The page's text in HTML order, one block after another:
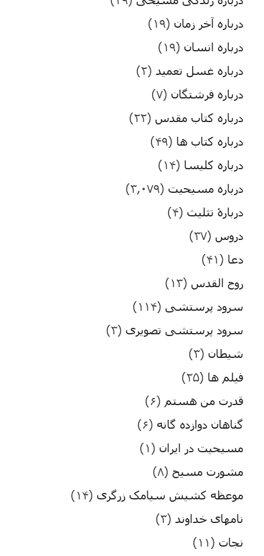
درباره آخر زمان (۱۹)
درباره انسان (۱۹)
درباره غسل تعمید (۲)
درباره فرشتگان (۷)
درباره کتاب مقدس (۲۲)
درباره کتاب ها (۴۹)
درباره کلیسا (۱۴)
درباره مسیحیت (۳,۰۷۹)
دربارۀ تثلیث (۴)
دروس (۳۷)
دعا (۴۱)
روح القدس (۱۳)
سرود پرستشی (۱۱۴)
سرود پرستشی تصویری (۳)
شیطان (۳)
فیلم ها (۲۵)
قدرت من هستم (۶)
گناهان دوازده گانه (۶)
مسیحیت در ایران (۱)
مشورت مسیح (۸)
موعظه کشیش سیامک زرگری (۱۴)
نامهای خداوند (۳)
نجات (۱۱)